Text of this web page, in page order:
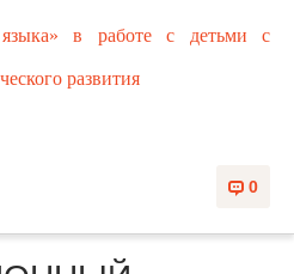
языка» в работе с детьми с
развития
0